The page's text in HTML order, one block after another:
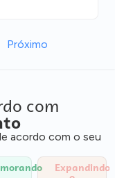
Próximo
com
acordo com o seu
Expandindo